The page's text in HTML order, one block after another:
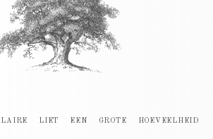
liet een grote hoeveelheid